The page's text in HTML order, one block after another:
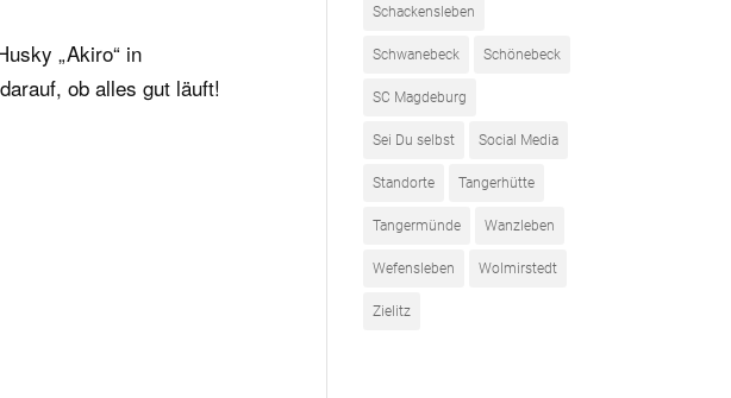
„Akiro“ in
ob alles gut läuft!
Schackensleben
Schwanebeck Schönebeck
SC Magdeburg
Sei Du selbst Social Media
Standorte Tangerhütte
Tangermünde Wanzleben
Wefensleben Wolmirstedt
Zielitz